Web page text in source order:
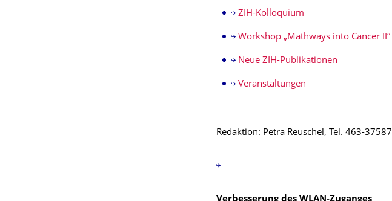
ZIH-Kolloquium
Workshop „Mathways into Cancer II“
Neue ZIH-Publikationen
Veranstaltungen
Redaktion: Petra Reuschel, Tel. 463-37587